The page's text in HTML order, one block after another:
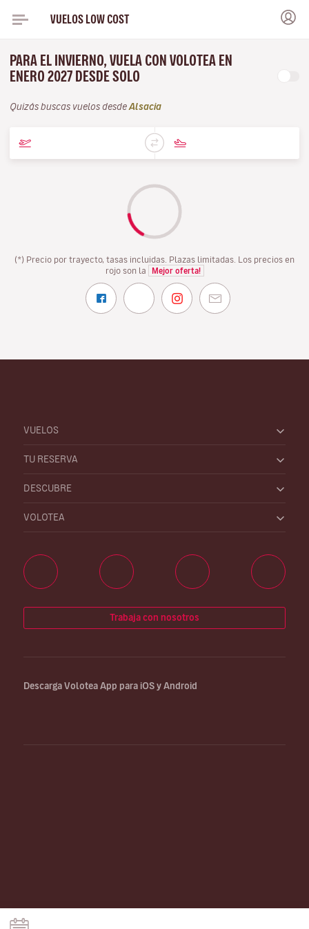
VUELOS LOW COST
PARA EL INVIERNO, VUELA CON VOLOTEA EN
ENERO 2027 DESDE SOLO
Quizás buscas vuelos desde Alsacia
(*) Precio por trayecto, tasas incluidas. Plazas limitadas. Los precios en
rojo son la
Mejor oferta!
VUELOS
TU RESERVA
DESCUBRE
VOLOTEA
Trabaja con nosotros
Descarga Volotea App para iOS y Android